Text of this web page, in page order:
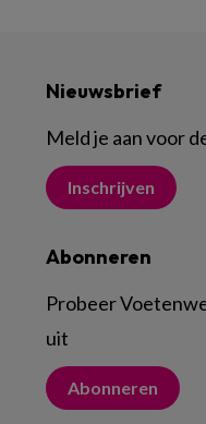
Nieuwsbrief
Meld je aan voor
Inschrijven
Abonneren
Probeer
uit
Abonneren